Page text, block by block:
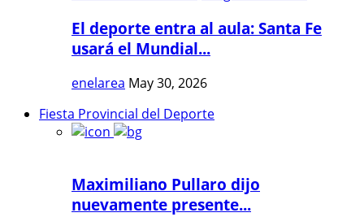
El deporte entra al aula: Santa Fe
usará el Mundial...
enelarea May 30, 2026
Fiesta Provincial del Deporte
Maximiliano Pullaro dijo
nuevamente presente...